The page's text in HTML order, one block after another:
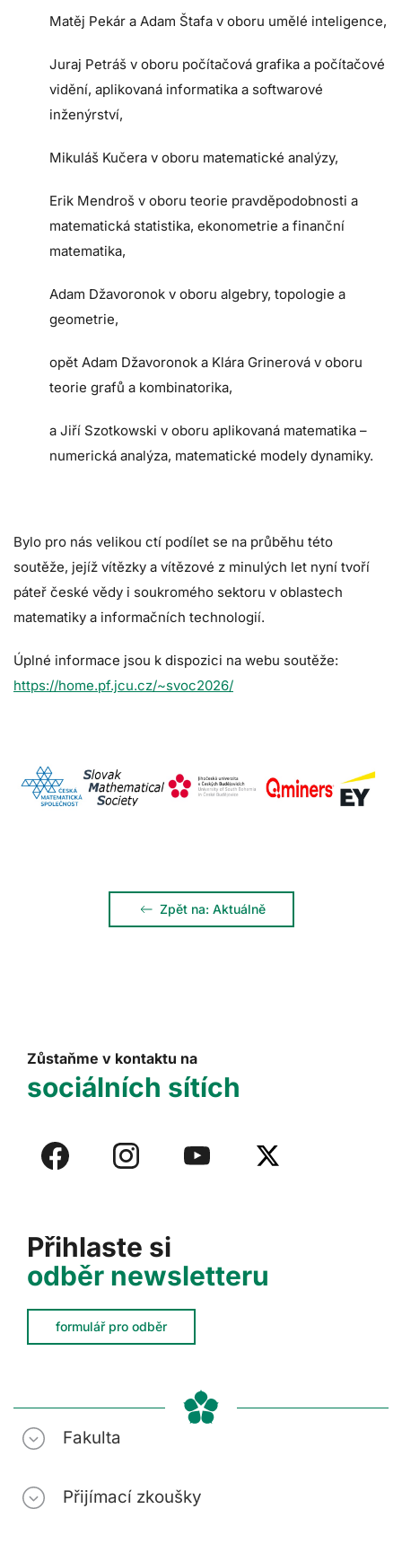
Matěj Pekár a Adam Štafa v oboru umělé inteligence,
Juraj Petráš v oboru počítačová grafika a počítačové
vidění, aplikovaná informatika a softwarové
inženýrství,
Mikuláš Kučera v oboru matematické analýzy,
Erik Mendroš v oboru teorie pravděpodobnosti a
matematická statistika, ekonometrie a finanční
matematika,
Adam Džavoronok v oboru algebry, topologie a
geometrie,
opět Adam Džavoronok a Klára Grinerová v oboru
teorie grafů a kombinatorika,
a Jiří Szotkowski v oboru aplikovaná matematika –
numerická analýza, matematické modely dynamiky.
Bylo pro nás velikou ctí podílet se na průběhu této
soutěže, jejíž vítězky a vítězové z minulých let nyní tvoří
páteř české vědy i soukromého sektoru v oblastech
matematiky a informačních technologií.
Úplné informace jsou k dispozici na webu soutěže:
https://home.pf.jcu.cz/~svoc2026/
Zpět na: Aktuálně
Přihlaste si
odběr newsletteru
formulář pro odběr
Zůstaňme v kontaktu na
sociálních sítích
Fakulta
Přijímací zkoušky